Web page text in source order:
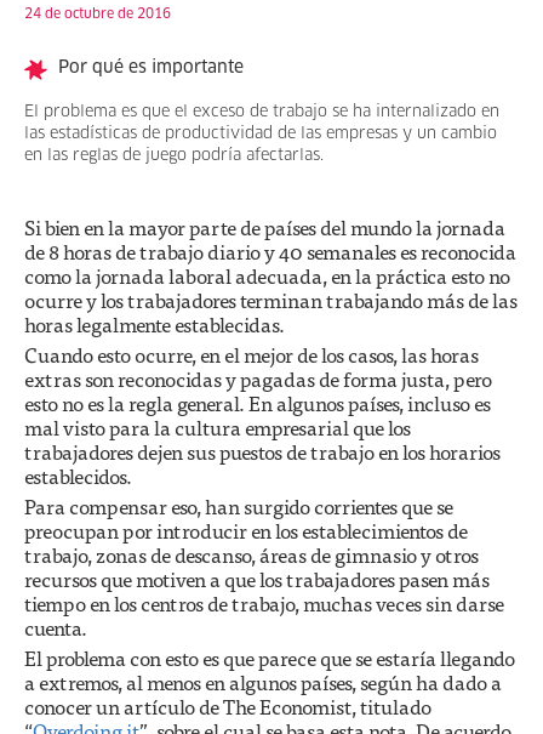
24 de octubre de 2016
Por qué es importante
El problema es que el exceso de trabajo se ha internalizado en
las estadísticas de productividad de las empresas y un cambio
en las reglas de juego podría afectarlas.
Si bien en la mayor parte de países del mundo la jornada
de 8 horas de trabajo diario y 40 semanales es reconocida
como la jornada laboral adecuada, en la práctica esto no
ocurre y los trabajadores terminan trabajando más de las
horas legalmente establecidas.
Cuando esto ocurre, en el mejor de los casos, las horas
extras son reconocidas y pagadas de forma justa, pero
esto no es la regla general. En algunos países, incluso es
mal visto para la cultura empresarial que los
trabajadores dejen sus puestos de trabajo en los horarios
establecidos.
Para compensar eso, han surgido corrientes que se
preocupan por introducir en los establecimientos de
trabajo, zonas de descanso, áreas de gimnasio y otros
recursos que motiven a que los trabajadores pasen más
tiempo en los centros de trabajo, muchas veces sin darse
cuenta.
El problema con esto es que parece que se estaría llegando
a extremos, al menos en algunos países, según ha dado a
conocer un artículo de The Economist, titulado